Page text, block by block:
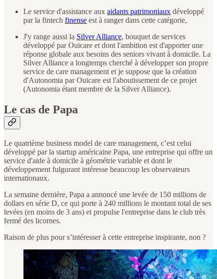
Le service d'assistance aux aidants patrimoniaux développé
par la fintech finense est à ranger dans cette catégorie,
J'y range aussi la Silver Alliance, bouquet de services
développé par Ouicare et dont l'ambition est d'apporter une
réponse globale aux besoins des seniors vivant à domicile. La
Silver Alliance a longtemps cherché à développer son propre
service de care management et je suppose que la création
d'Autonomia par Ouicare est l'aboutissement de ce projet
(Autonomia étant membre de la Silver Alliance).
Le cas de Papa
Le quatrième business model de care management, c’est celui
développé par la startup américaine Papa, une entreprise qui offre un
service d'aide à domicile à géométrie variable et dont le
développement fulgurant intéresse beaucoup les observateurs
internationaux.
La semaine dernière, Papa a annoncé une levée de 150 millions de
dollars en série D, ce qui porte à 240 millions le montant total de ses
levées (en moins de 3 ans) et propulse l'entreprise dans le club très
fermé des licornes.
Raison de plus pour s’intéresser à cette entreprise inspirante, non ?